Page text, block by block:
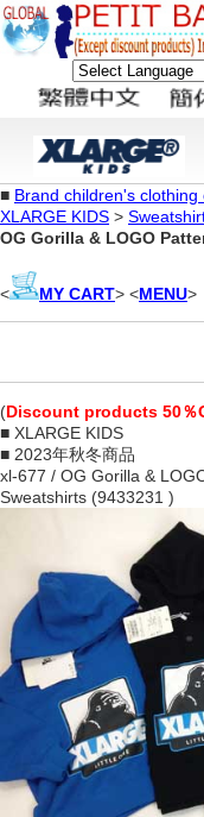
■ Brand children's clothing
XLARGE KIDS >
OG Gorilla & LOGO
< MY CART> <MENU>
(Discount products 50％
■ XLARGE KIDS
■ 2023年秋冬商品
xl-677 / OG Gorilla &
Sweatshirts (9433231 )